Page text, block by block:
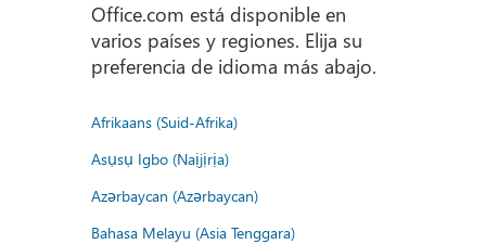
Office.com está disponible en
varios países y regiones. Elija su
preferencia de idioma más abajo.
Afrikaans (Suid-Afrika)
Asụsụ Igbo (Naịjịrịa)
Azərbaycan (Azərbaycan)
Bahasa Melayu (Asia Tenggara)